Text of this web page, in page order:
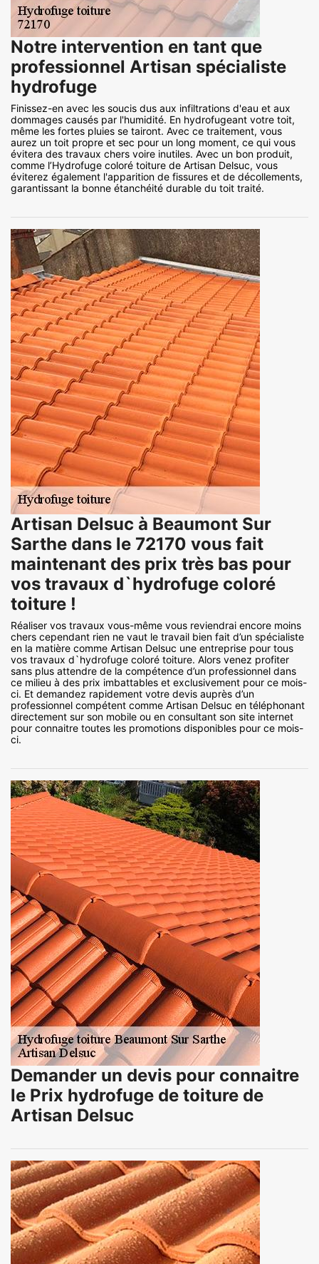
Notre intervention en tant que
professionnel Artisan spécialiste
hydrofuge
Finissez-en avec les soucis dus aux infiltrations d'eau et aux
dommages causés par l'humidité. En hydrofugeant votre toit,
même les fortes pluies se tairont. Avec ce traitement, vous
aurez un toit propre et sec pour un long moment, ce qui vous
évitera des travaux chers voire inutiles. Avec un bon produit,
comme l’Hydrofuge coloré toiture de Artisan Delsuc, vous
éviterez également l'apparition de fissures et de décollements,
garantissant la bonne étanchéité durable du toit traité.
Artisan Delsuc à Beaumont Sur
Sarthe dans le 72170 vous fait
maintenant des prix très bas pour
vos travaux d`hydrofuge coloré
toiture !
Réaliser vos travaux vous-même vous reviendrai encore moins
chers cependant rien ne vaut le travail bien fait d’un spécialiste
en la matière comme Artisan Delsuc une entreprise pour tous
vos travaux d`hydrofuge coloré toiture. Alors venez profiter
sans plus attendre de la compétence d’un professionnel dans
ce milieu à des prix imbattables et exclusivement pour ce mois-
ci. Et demandez rapidement votre devis auprès d’un
professionnel compétent comme Artisan Delsuc en téléphonant
directement sur son mobile ou en consultant son site internet
pour connaitre toutes les promotions disponibles pour ce mois-
ci.
Demander un devis pour connaitre
le Prix hydrofuge de toiture de
Artisan Delsuc